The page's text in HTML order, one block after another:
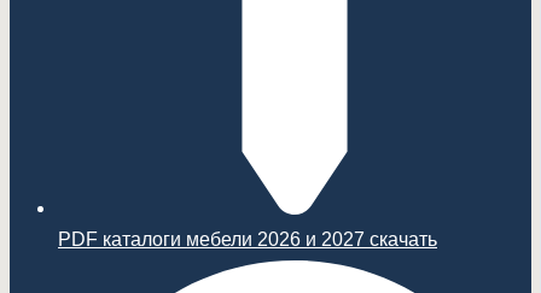
PDF каталоги мебели 2026 и 2027 скачать